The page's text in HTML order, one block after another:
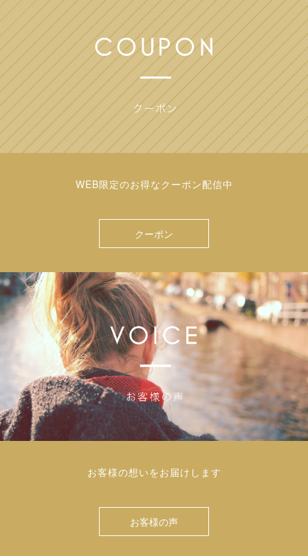
WEB限定のお得なクーポン配信中
クーポン
お客様の想いをお届けします
お客様の声